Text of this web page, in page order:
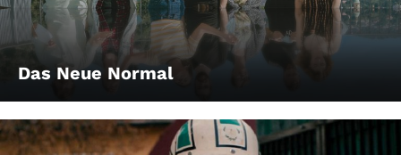
Das Neue Normal